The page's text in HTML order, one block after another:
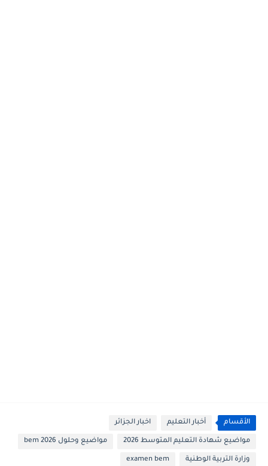
الأقسام أخبار التعليم اخبار الجزائر
مواضيع شهادة التعليم المتوسط 2026 مواضيع وحلول 2026 bem
وزارة التربية الوطنية examen bem